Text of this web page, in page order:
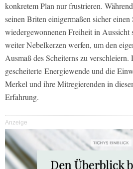
konkretem Plan nur frustrieren.
seinen Briten einigermaßen sicher einen
wiedergewonnenen Freiheit in Aussicht
weiter Nebelkerzen werfen, um den
Ausmaß des Scheiterns zu verschleiern.
gescheiterte Energiewende und die
Merkel und ihre Mitregierenden in
Erfahrung.
Anzeige